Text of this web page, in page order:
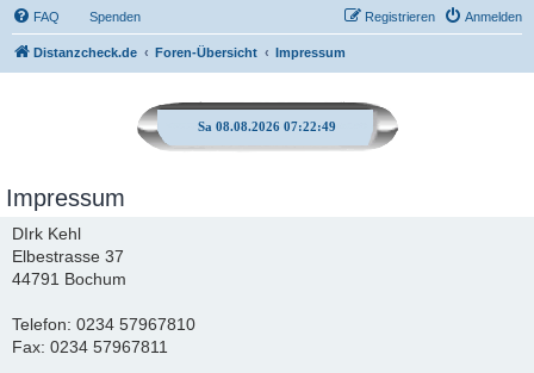
FAQ Spenden Anmelden
Registrieren
Distanzcheck.de Foren-Übersicht Impressum
Sa 08.08.2026 07:22:50
Impressum
DIrk Kehl
Elbestrasse 37
44791 Bochum
Telefon: 0234 57967810
Fax: 0234 57967811